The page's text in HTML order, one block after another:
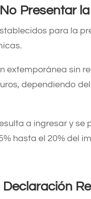
Presentar
para la
extemporánea sin
dependiendo
a ingresar y
hasta el 20% del